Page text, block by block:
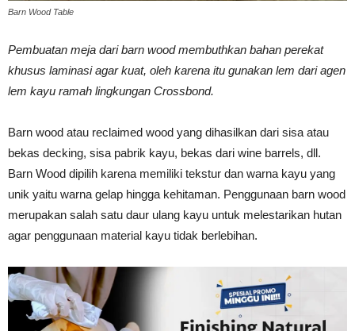
Cepat
Kuat
Tahan
Barn Wood Table
Pembuatan meja dari barn wood membuthkan bahan perekat
khusus laminasi agar kuat, oleh karena itu gunakan lem dari agen
lem kayu ramah lingkungan Crossbond.
Barn wood atau reclaimed wood yang dihasilkan dari sisa atau
bekas decking, sisa pabrik kayu, bekas dari wine barrels, dll.
Barn Wood dipilih karena memiliki tekstur dan warna kayu yang
unik yaitu warna gelap hingga kehitaman. Penggunaan barn wood
merupakan salah satu daur ulang kayu untuk melestarikan hutan
agar penggunaan material kayu tidak berlebihan.